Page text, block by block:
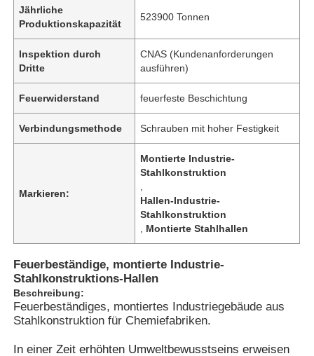
Startseite
Produkte
Videos
Jährliche
Produktionskapazität
523900 Tonnen
Inspektion durch
Dritte
CNAS (Kundenanforderungen
ausführen)
Feuerwiderstand feuerfeste Beschichtung
Verbindungsmethode Schrauben mit hoher Festigkeit
Markieren:
Montierte Industrie-
Stahlkonstruktion
Hallen-Industrie-
Stahlkonstruktion
Montierte Stahlhallen
Feuerbeständige, montierte Industrie-
Stahlkonstruktions-Hallen
Beschreibung:
Feuerbeständiges, montiertes Industriegebäude aus
Stahlkonstruktion für Chemiefabriken.
In einer Zeit erhöhten Umweltbewusstseins erweisen